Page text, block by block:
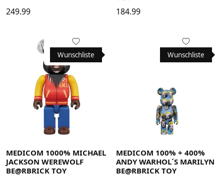
249.99 184.99
Wunschliste
MEDICOM 1000% MICHAEL
JACKSON WEREWOLF
BE@RBRICK TOY
Wunschliste
MEDICOM 100% + 400%
ANDY WARHOL´S MARILYN
BE@RBRICK TOY